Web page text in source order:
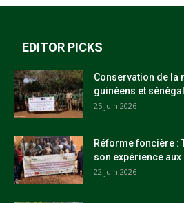
EDITOR PICKS
Conservation de la
guinéens et
25 juin 2026
Réforme foncière :
son expérience
22 juin 2026